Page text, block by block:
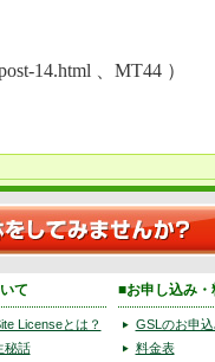
14.html MT44 ）
て
Licenseとは？
秘話
■お申し込み・
GSLのお申
料金表